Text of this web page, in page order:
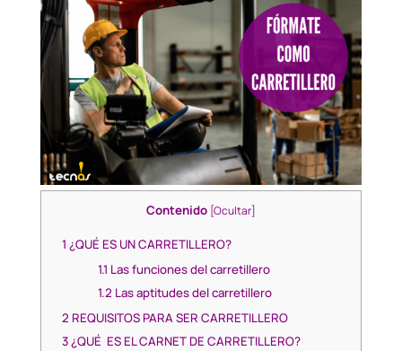
Contenido [Ocultar]
1 ¿QUÉ ES UN CARRETILLERO?
1.1 Las funciones del carretillero
1.2 Las aptitudes del carretillero
2 REQUISITOS PARA SER CARRETILLERO
3¿QUÉ ES EL CARNET DE CARRETILLERO?